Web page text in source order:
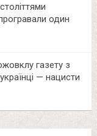
один
газету з
— нацисти